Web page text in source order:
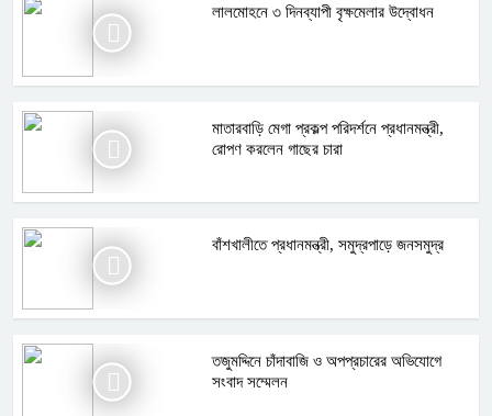
লালমোহনে ৩ দিনব্যাপী বৃক্ষমেলার উদ্বোধন
মাতারবাড়ি মেগা প্রকল্প পরিদর্শনে প্রধানমন্ত্রী,
রোপণ করলেন গাছের চারা
বাঁশখালীতে প্রধানমন্ত্রী, সমুদ্রপাড়ে জনসমুদ্র
তজুমদ্দিনে চাঁদাবাজি ও অপপ্রচারের অভিযোগে
সংবাদ সম্মেলন